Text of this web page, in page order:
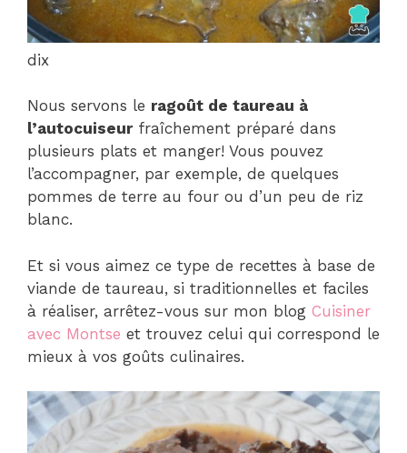
dix
Nous servons le ragoût de taureau à
l’autocuiseurfraîchement préparé dans
plusieurs plats et manger! Vous pouvez
l’accompagner, par exemple, de quelques
pommes de terre au four ou d’un peu de riz
blanc.
Et si vous aimez ce type de recettes à base de
viande de taureau, si traditionnelles et faciles
à réaliser, arrêtez-vous sur mon blog Cuisiner
avec Montse et trouvez celui qui correspond le
mieux à vos goûts culinaires.